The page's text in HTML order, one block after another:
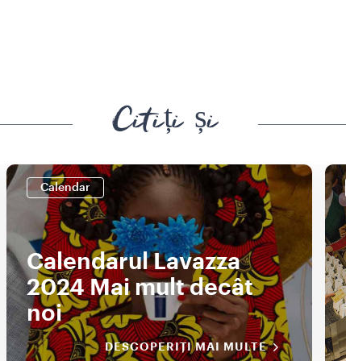
Citiți și
Calendar
Calendarul Lavazza
2024 Mai mult decât
noi
DESCOPERIȚI MAI MULTE